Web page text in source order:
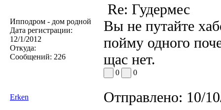
Ипподром - дом родной
Дата регистрации:
12/1/2012
Откуда:
Сообщений: 226
Re: Гудермес
Вы не путайте
пойму одного
щас нет.
0 0
Erken Отправлено: 10/